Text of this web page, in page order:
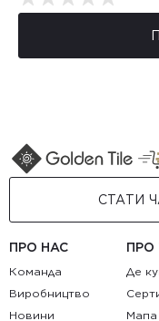
СТАТИ
ПРО НАС
Команда
Виробництво
Новини
ПРО
Де
Мапа